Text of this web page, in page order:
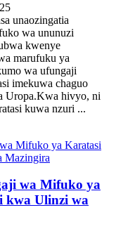
unaozingatia
wa ununuzi
kwenye
marufuku ya
wa ufungaji
imekuwa chaguo
Uropa.Kwa hivyo, ni
kuwa nzuri ...
wa Mifuko ya
kwa Ulinzi wa